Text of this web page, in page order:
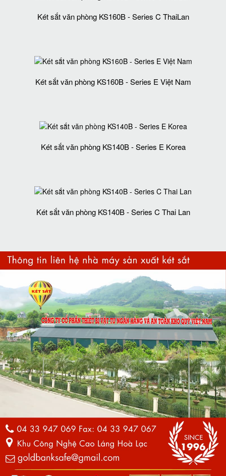
Két sắt văn phòng KS160B - Series C ThaiLan
Két sắt văn phòng KS160B - Series E Việt Nam
Két sắt văn phòng KS140B - Series E Korea
Két sắt văn phòng KS140B - Series C Thai Lan